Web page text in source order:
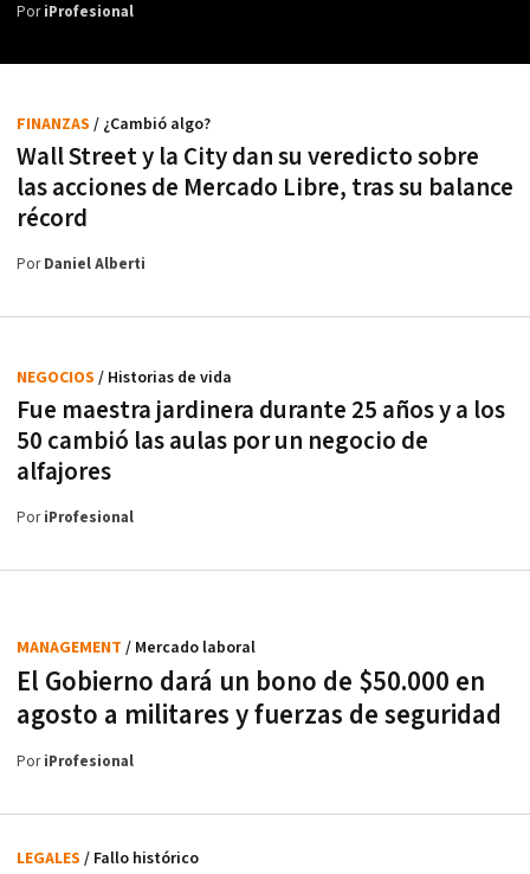
PoriProfesional
Wall Street y la City dan su veredicto sobre
las acciones de Mercado Libre, tras su balance
récord
FINANZAS / ¿Cambió algo?
PorDaniel Alberti
Fue maestra jardinera durante 25 años y a los
50 cambió las aulas por un negocio de
alfajores
NEGOCIOS / Historias de vida
PoriProfesional
El Gobierno dará un bono de $50.000 en
agosto a militares y fuerzas de seguridad
MANAGEMENT / Mercado laboral
PoriProfesional
LEGALES / Fallo histórico